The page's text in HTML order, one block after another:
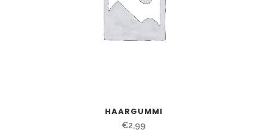
HAARGUMMI
€2,99